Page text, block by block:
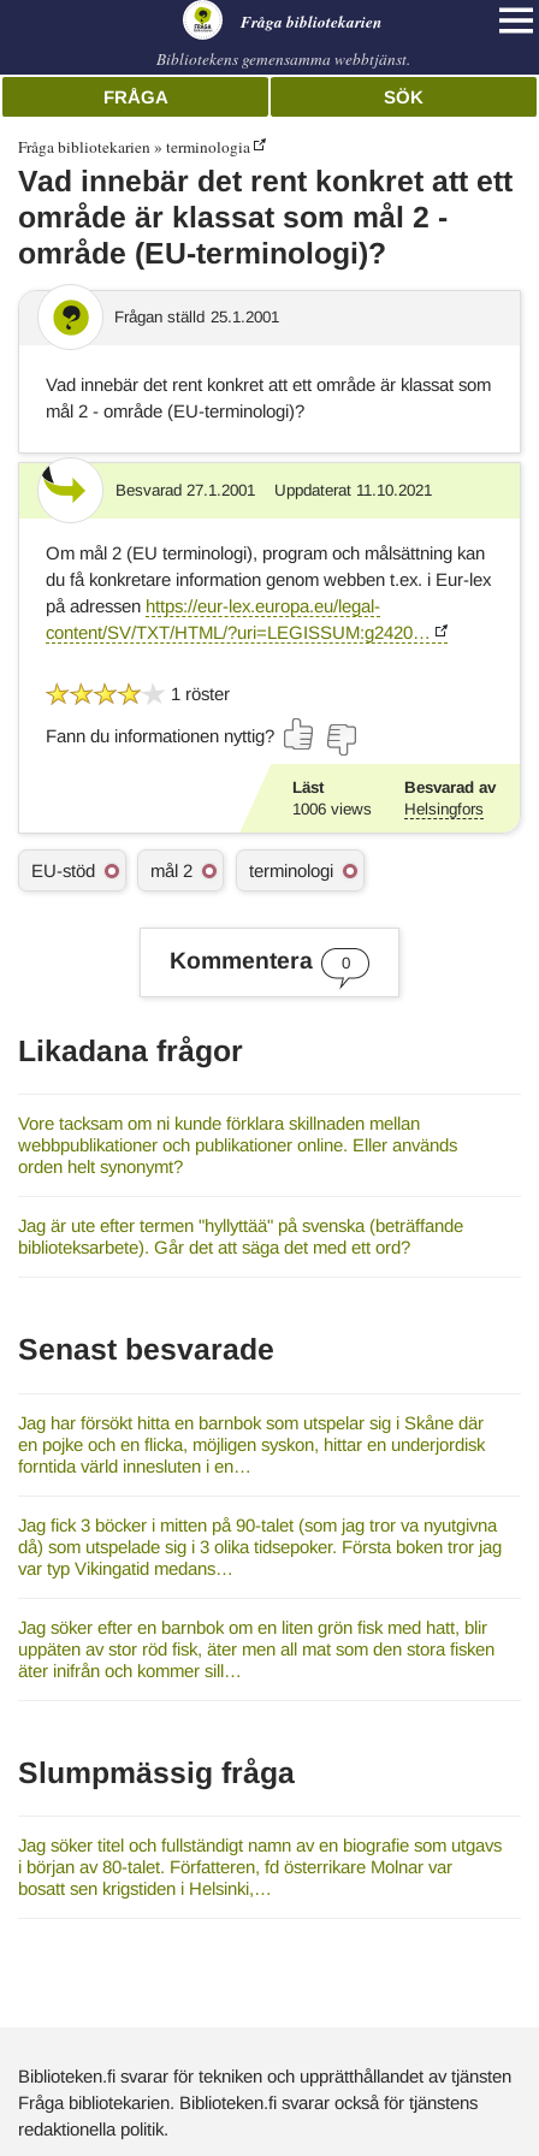
Fråga bibliotekarien
Bibliotekens gemensamma webbtjänst.
FRÅGA SÖK
Fråga bibliotekarien terminologia
Vad innebär det rent konkret att ett
område är klassat som mål 2 -
område (EU-terminologi)?
Frågan ställd 25.1.2001
Vad innebär det rent konkret att ett område är klassat som
mål 2 - område (EU-terminologi)?
Svar Besvarad 27.1.2001 Uppdaterat 11.10.2021
Om mål 2 (EU terminologi), program och målsättning kan
du få konkretare information genom webben t.ex. i Eur-lex
på adressen https://eur-lex.europa.eu/legal-
content/SV/TXT/HTML/?uri=LEGISSUM:g2420…
1 röster
Fann du informationen nyttig?
Läst
1006 views
Besvarad av
Helsingfors
Ä
m
EU-stöd mål 2 terminologi
Kommentera 0
Likadana frågor
Vore tacksam om ni kunde förklara skillnaden mellan
webbpublikationer och publikationer online. Eller används
orden helt synonymt?
Jag är ute efter termen "hyllyttää" på svenska (beträffande
biblioteksarbete). Går det att säga det med ett ord?
Senast besvarade
Jag har försökt hitta en barnbok som utspelar sig i Skåne där
en pojke och en flicka, möjligen syskon, hittar en underjordisk
forntida värld innesluten i en…
Jag fick 3 böcker i mitten på 90-talet (som jag tror va nyutgivna
då) som utspelade sig i 3 olika tidsepoker. Första boken tror jag
var typ Vikingatid medans…
Jag söker efter en barnbok om en liten grön fisk med hatt, blir
uppäten av stor röd fisk, äter men all mat som den stora fisken
äter inifrån och kommer sill…
Slumpmässig fråga
Jag söker titel och fullständigt namn av en biografie som utgavs
i början av 80-talet. Författeren, fd österrikare Molnar var
bosatt sen krigstiden i Helsinki,…
Biblioteken.fi svarar för tekniken och upprätthållandet av tjänsten
Fråga bibliotekarien. Biblioteken.fi svarar också för tjänstens
redaktionella politik.